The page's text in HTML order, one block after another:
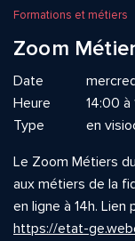
Formations et métiers
Zoom
Date
Heure
14:00 à
Type
en
Le Zoom Métiers
aux métiers de la
en ligne à 14h.
https://etat-